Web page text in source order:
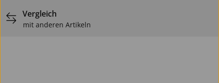
Vergleich
mit anderen Artikeln